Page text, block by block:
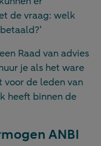
de vraag: welk
Raad van advies
je als het ware
voor de leden van
heeft binnen de
ANBI